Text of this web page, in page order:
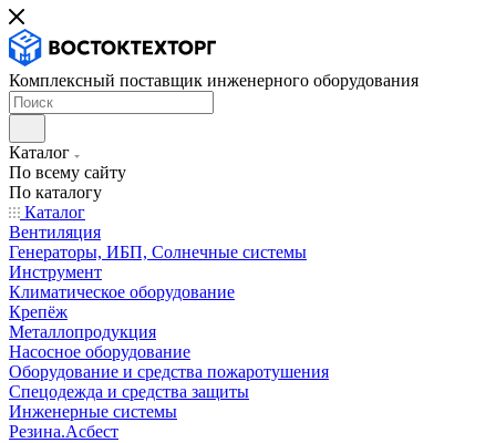
Комплексный поставщик инженерного оборудования
Каталог
По всему сайту
По каталогу
Каталог
Вентиляция
Генераторы, ИБП, Солнечные системы
Инструмент
Климатическое оборудование
Крепёж
Металлопродукция
Насосное оборудование
Оборудование и средства пожаротушения
Спецодежда и средства защиты
Инженерные системы
Резина.Асбест